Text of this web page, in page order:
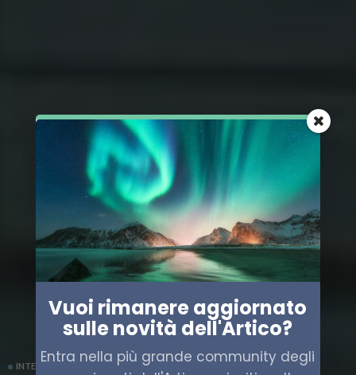
INTERVISTE NORVEGIA
Vuoi rimanere aggiornato
sulle novità dell'Artico?
Entra nella più grande community degli